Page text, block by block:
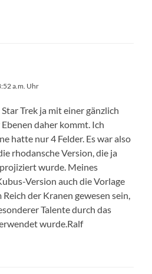
a.m. Uhr
Trek ja mit einer gänzlich
daher kommt. Ich
hatte nur 4 Felder. Es war also
rhodansche Version, die ja
wurde. Meines
Version auch die Vorlage
der Kranen gewesen sein,
Talente durch das
wurde.Ralf